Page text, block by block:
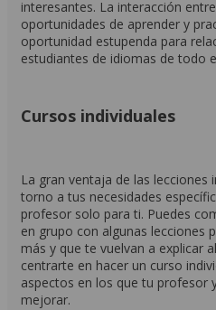
interesantes. La interacción
oportunidades de aprender y
oportunidad estupenda para
estudiantes de idiomas de todo
Cursos individuales
La gran ventaja de las lecciones
torno a tus necesidades
profesor solo para ti. Puedes
en grupo con algunas lecciones
más y que te vuelvan a explicar
centrarte en hacer un curso
aspectos en los que tu profesor
mejorar.